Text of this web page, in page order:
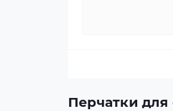
Перчатки для